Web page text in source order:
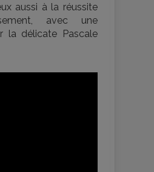
aussi à la réussite
avec une
la délicate Pascale